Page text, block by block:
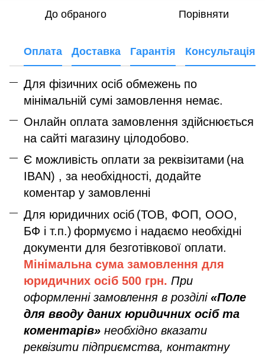
До обраного Порівняти
Оплата Доставка Гарантія Консультація
Для фізичних осіб обмежень по
мінімальній сумі замовлення немає.
Онлайн оплата замовлення здійснюється
на сайті магазину цілодобово.
Є можливість оплати за реквізитами (на
IBAN) , за необхідності, додайте
коментар у замовленні
Для юридичних осіб (ТОВ, ФОП, ООО,
БФ і т.п.) формуємо і надаємо необхідні
документи для безготівкової оплати.
Мінімальна сума замовлення для
юридичних осіб 500 грн. При
оформленні замовлення в розділі «Поле
для вводу даних юридичних осіб та
коментарів» необхідно вказати
реквізити підприємства, контактну